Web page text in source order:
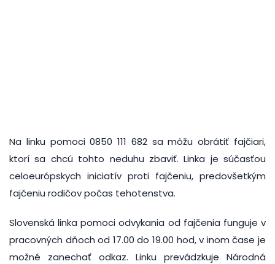
Na linku pomoci 0850 111 682 sa môžu obrátiť fajčiari,
ktorí sa chcú tohto neduhu zbaviť. Linka je súčasťou
celoeurópskych iniciatív proti fajčeniu, predovšetkým
fajčeniu rodičov počas tehotenstva.
Slovenská linka pomoci odvykania od fajčenia funguje v
pracovných dňoch od 17.00 do 19.00 hod, v inom čase je
možné zanechať odkaz. Linku prevádzkuje Národná